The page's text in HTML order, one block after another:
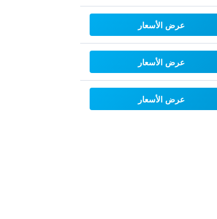
عرض الأسعار
عرض الأسعار
عرض الأسعار